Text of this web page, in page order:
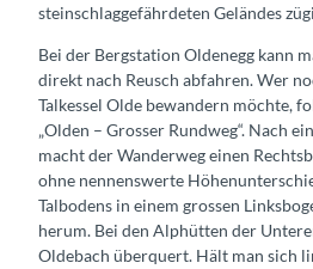
steinschlaggefährdeten Geländes
Bei der Bergstation Oldenegg kann
direkt nach Reusch abfahren. Wer
Talkessel Olde bewandern möchte,
„Olden – Grosser Rundweg“. Nach
macht der Wanderweg einen
ohne nennenswerte
Talbodens in einem grossen
herum. Bei den Alphütten der
Oldebach überquert. Hält man sich